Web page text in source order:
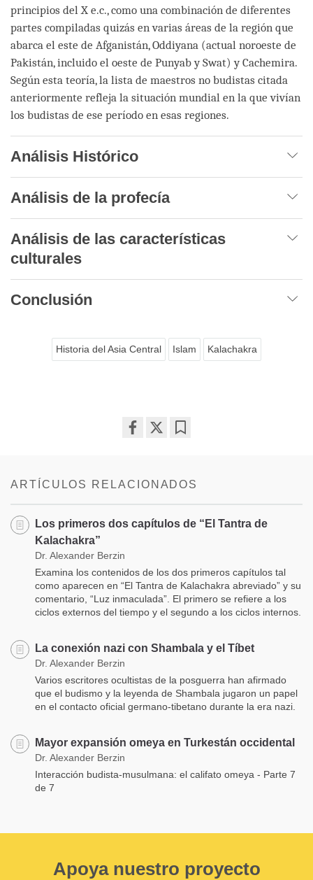
principios del X e.c., como una combinación de diferentes
partes compiladas quizás en varias áreas de la región que
abarca el este de Afganistán, Oddiyana (actual noroeste de
Pakistán, incluido el oeste de Punyab y Swat) y Cachemira.
Según esta teoría, la lista de maestros no budistas citada
anteriormente refleja la situación mundial en la que vivían
los budistas de ese período en esas regiones.
Análisis Histórico
Análisis de la profecía
Análisis de las características
culturales
Conclusión
Historia del Asia Central Islam Kalachakra
ARTÍCULOS RELACIONADOS
Los primeros dos capítulos de “El Tantra de
Kalachakra”
Dr. Alexander Berzin
Examina los contenidos de los dos primeros capítulos tal
como aparecen en “El Tantra de Kalachakra abreviado” y su
comentario, “Luz inmaculada”. El primero se refiere a los
ciclos externos del tiempo y el segundo a los ciclos internos.
La conexión nazi con Shambala y el Tíbet
Dr. Alexander Berzin
Varios escritores ocultistas de la posguerra han afirmado
que el budismo y la leyenda de Shambala jugaron un papel
en el contacto oficial germano-tibetano durante la era nazi.
Mayor expansión omeya en Turkestán occidental
Dr. Alexander Berzin
Interacción budista-musulmana: el califato omeya - Parte 7
de 7
Apoya nuestro proyecto